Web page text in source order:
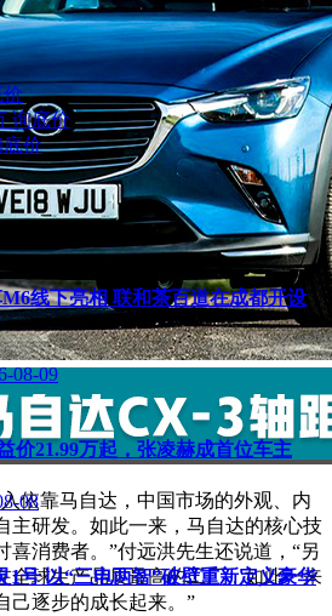
依靠马自达，中国市场的外观、内
主研发。如此一来，马自达的核心技
喜消费者。”付远洪先生还说道，“另
全球生产品质最高的工厂，如此一来
己逐步的成长起来。”
价
询底价
底价
线下亮相 联和茶百道在成都开设
08-09
价21.99万起，张凌赫成首位车主
08
1号 以“三电两智”破壁重新定义豪华